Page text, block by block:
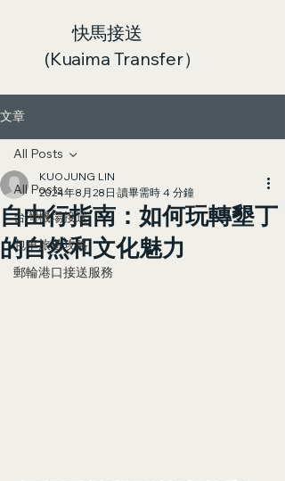
快馬接送
(Kuaima Transfer）
文章
All Posts
台灣機場接送
包車旅遊攻略
郵輪港口接送服務
All Posts
自由行指南：如何玩轉墾丁
的自然和文化魅力
KUOJUNG LIN
2024年8月28日 讀畢需時 4 分鐘